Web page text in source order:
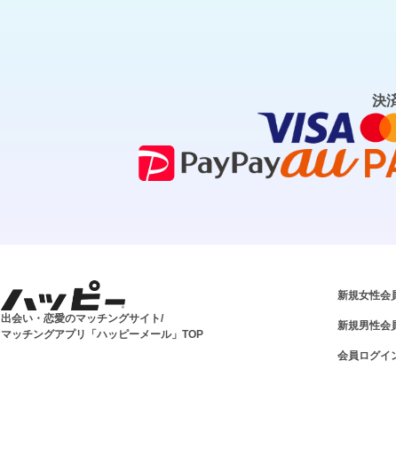
決
出会い・恋愛のマッチングサイト/
マッチングアプリ「ハッピーメール」TOP
新規女性会
新規男性会
会員ログイ